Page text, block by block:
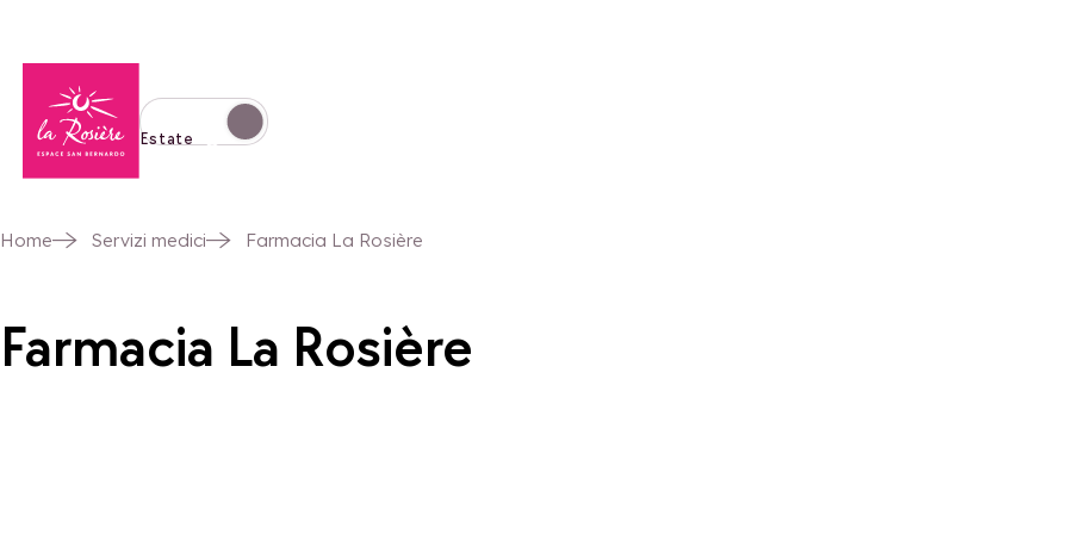
Passa alla modalità invernale
Estate
Home Servizi medici Farmacia La Rosière
Farmacia La Rosière